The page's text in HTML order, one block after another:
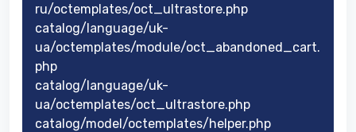
ru/octemplates/oct_ultrastore.php
catalog/language/uk-
ua/octemplates/module/oct_abandoned_cart.
php
catalog/language/uk-
ua/octemplates/oct_ultrastore.php
catalog/model/octemplates/helper.php